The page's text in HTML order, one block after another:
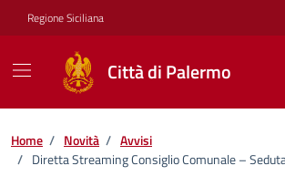
Vai ai contenuti
Vai al footer
Regione Siciliana
Città di Palermo
Home / Novità / Avvisi
/ Diretta Streaming Consiglio Comunale –